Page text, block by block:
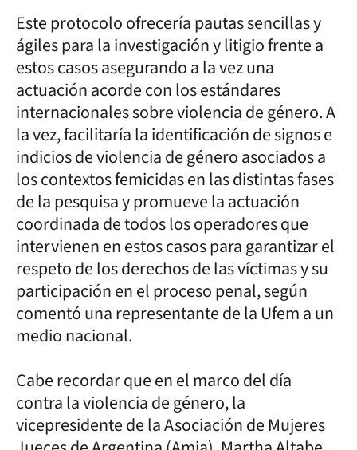
Este protocolo ofrecería pautas sencillas y
ágiles para la investigación y litigio frente a
estos casos asegurando a la vez una
actuación acorde con los estándares
internacionales sobre violencia de género. A
la vez, facilitaría la identificación de signos e
indicios de violencia de género asociados a
los contextos femicidas en las distintas fases
de la pesquisa y promueve la actuación
coordinada de todos los operadores que
intervienen en estos casos para garantizar el
respeto de los derechos de las víctimas y su
participación en el proceso penal, según
comentó una representante de la Ufem a un
medio nacional.
Cabe recordar que en el marco del día
contra la violencia de género, la
vicepresidente de la Asociación de Mujeres